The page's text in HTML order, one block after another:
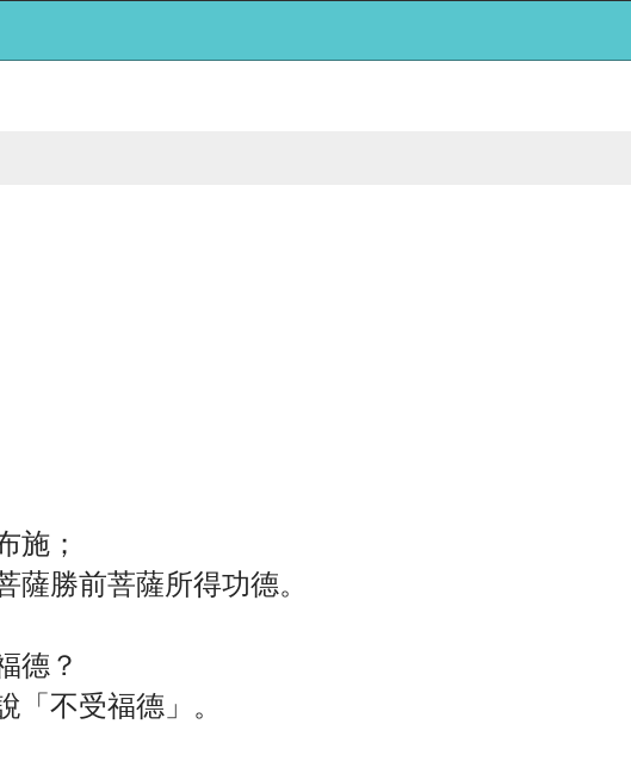
施；
勝前菩薩所得功德。
德？
不受福德」。